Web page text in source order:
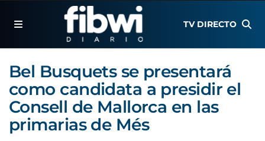
TV DIRECTO
Bel Busquets se presentará
como candidata a presidir el
Consell de Mallorca en las
primarias de Més